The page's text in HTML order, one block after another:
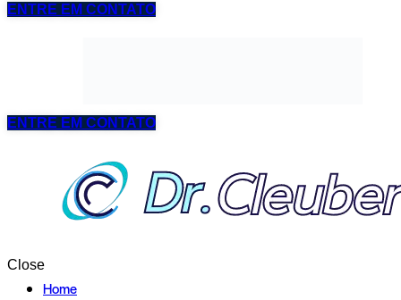
ENTRE EM CONTATO
ENTRE EM CONTATO
Close
Home